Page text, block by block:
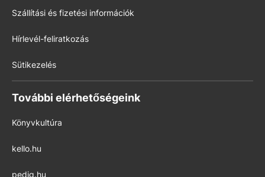
Szállítási és fizetési információk
Hírlevél-feliratkozás
Sütikezelés
További elérhetőségeink
Könyvkultúra
kello.hu
pedig.hu